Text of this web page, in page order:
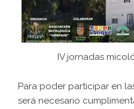
IV jornadas
Para poder participar en
será necesario